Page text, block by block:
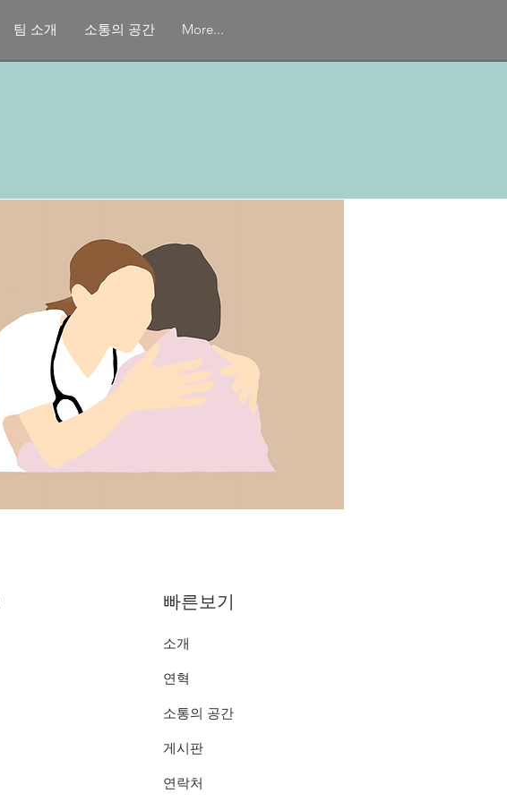
팀 소개 소통의 공간 More...
​빠른보기
소개
연혁
​소통의 공간
게시판
연락처